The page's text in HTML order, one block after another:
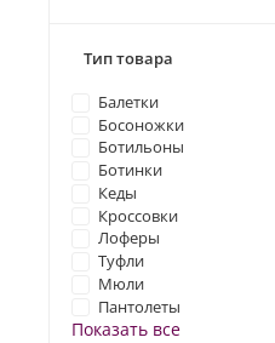
Тип товара
Балетки
Босоножки
Ботильоны
Ботинки
Кеды
Кроссовки
Лоферы
Туфли
Мюли
Пантолеты
Показать все